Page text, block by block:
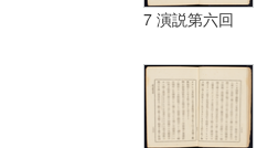
7 演説第六回